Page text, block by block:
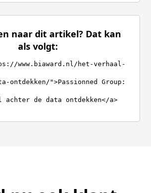
naar dit artikel? Dat kan
als volgt:
www.biaward.nl/het-verhaal-
ontdekken/">Passionned Group:
achter de data ontdekken</a>